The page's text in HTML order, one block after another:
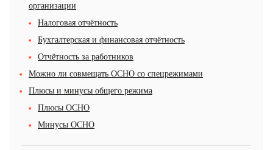
организации
Налоговая отчётность
Бухгалтерская и финансовая отчётность
Отчётность за работников
Можно ли совмещать ОСНО со спецрежимами
Плюсы и минусы общего режима
Плюсы ОСНО
Минусы ОСНО